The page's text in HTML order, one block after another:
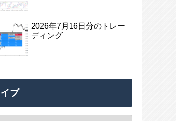
2026年7月16日分のトレー
ディング
ブ